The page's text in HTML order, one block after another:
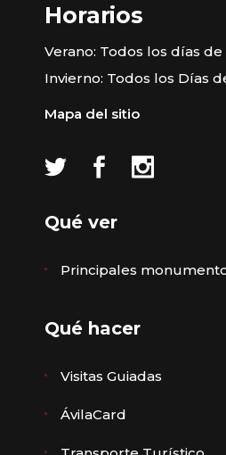
Horarios
Verano: Todos los días
Invierno: Todos los Días
Mapa del sitio
Qué ver
Principales
Qué hacer
Visitas Guiadas
ÁvilaCard